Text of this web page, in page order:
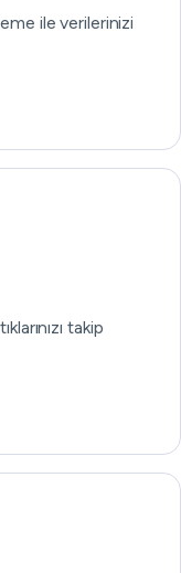
ile verilerinizi
takip